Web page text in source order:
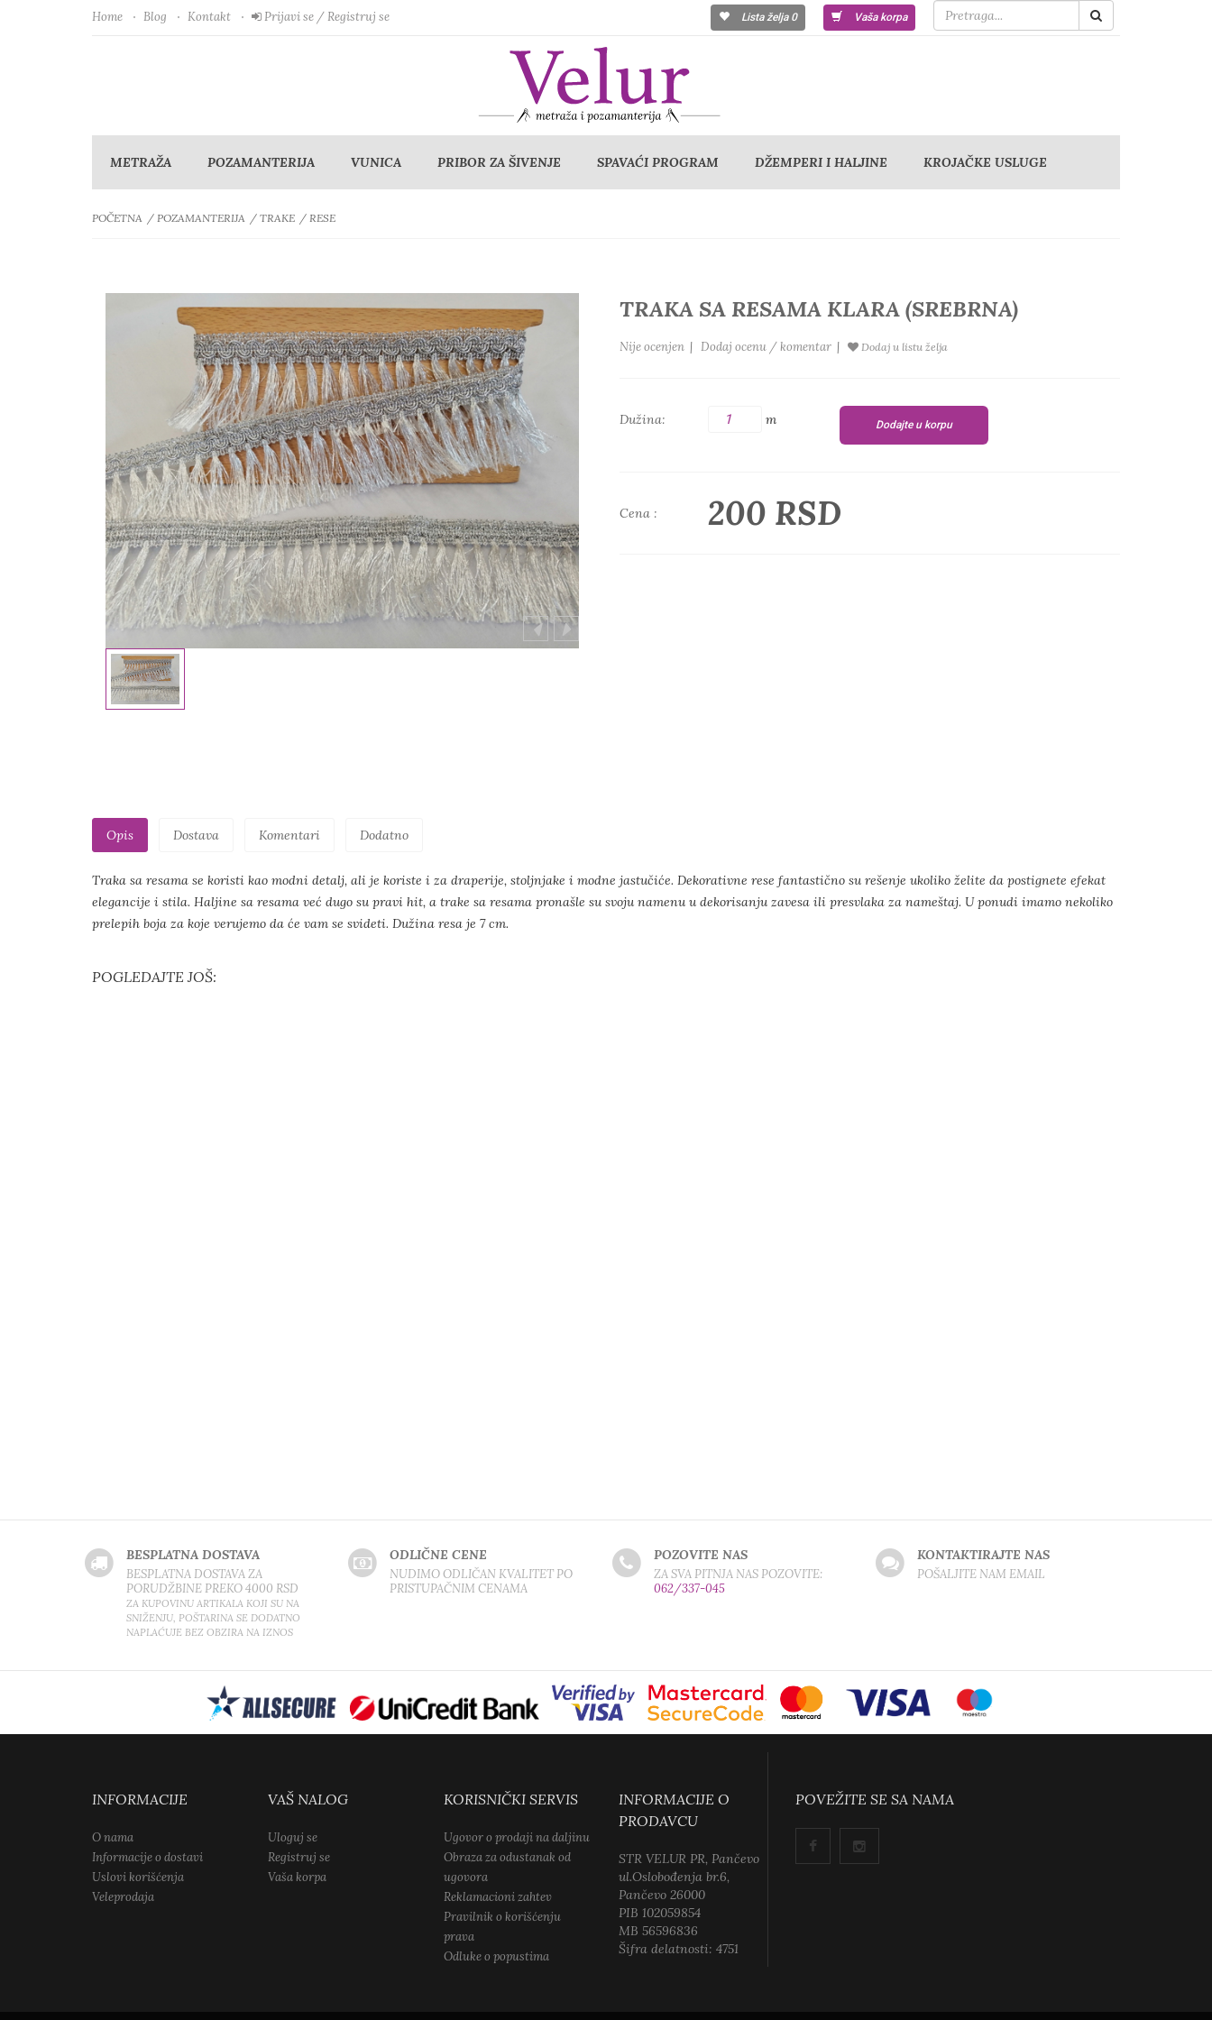
Home Blog Kontakt Prijavi se / Registruj se Lista želja 0 Vaša korpa
METRAŽA POZAMANTERIJA VUNICA PRIBOR ZA ŠIVENJE SPAVAĆI PROGRAM DŽEMPERI I HALJINE KROJAČKE USLUGE
POČETNA POZAMANTERIJA TRAKE RESE
TRAKA SA RESAMA KLARA (SREBRNA)
Nije ocenjen | Dodaj ocenu / komentar | Dodaj u listu želja
Dužina: m Dodajte u korpu
Cena : 200 RSD
Opis Dostava Komentari Dodatno
Traka sa resama se koristi kao modni detalj, ali je koriste i za draperije, stoljnjake i modne jastučiće. Dekorativne rese fantastično su rešenje ukoliko želite da postignete efekat
elegancije i stila. Haljine sa resama već dugo su pravi hit, a trake sa resama pronašle su svoju namenu u dekorisanju zavesa ili presvlaka za nameštaj. U ponudi imamo nekoliko
prelepih boja za koje verujemo da će vam se svideti. Dužina resa je 7 cm.
POGLEDAJTE JOŠ:
BESPLATNA DOSTAVA
BESPLATNA DOSTAVA ZA
PORUDŽBINE PREKO 4000 RSD
ZA KUPOVINU ARTIKALA KOJI SU NA
SNIŽENJU, POŠTARINA SE DODATNO
NAPLAĆUJE BEZ OBZIRA NA IZNOS
ODLIČNE CENE
NUDIMO ODLIČAN KVALITET PO
PRISTUPAČNIM CENAMA
POZOVITE NAS
ZA SVA PITNJA NAS POZOVITE:
062/337-045
KONTAKTIRAJTE NAS
POŠALJITE NAM EMAIL
INFORMACIJE
O nama
Informacije o dostavi
Uslovi korišćenja
Veleprodaja
VAŠ NALOG
Uloguj se
Registruj se
Vaša korpa
KORISNIČKI SERVIS
Ugovor o prodaji na daljinu
Obraza za odustanak od
ugovora
Reklamacioni zahtev
Pravilnik o korišćenju
prava
Odluke o popustima
INFORMACIJE O
PRODAVCU
STR VELUR PR, Pančevo
ul.Oslobođenja br.6,
Pančevo 26000
PIB 102059854
MB 56596836
Šifra delatnosti: 4751
POVEŽITE SE SA NAMA